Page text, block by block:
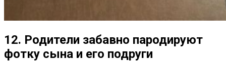
12. Родители забавно пародируют
фотку сына и его подруги